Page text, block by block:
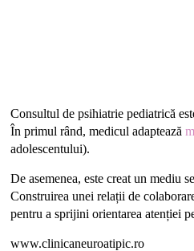
Consultul de psihiatrie pediatrică
În primul rând, medicul adaptează
adolescentului).
De asemenea, este creat un mediu
Construirea unei relații de
pentru a sprijini orientarea atenției
www.clinicaneuroatipic.ro